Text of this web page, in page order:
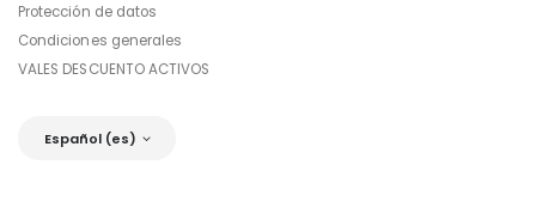
Protección de datos
Condiciones generales
VALES DESCUENTO ACTIVOS
Español (es)